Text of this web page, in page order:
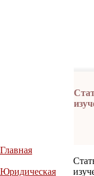
Главная
Юридическая